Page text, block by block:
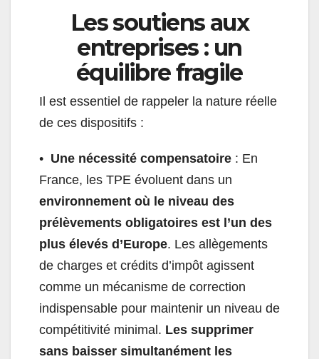
Les soutiens aux
entreprises : un
équilibre fragile
Il est essentiel de rappeler la nature réelle
de ces dispositifs :
•⁠ ⁠Une nécessité compensatoire : En
France, les TPE évoluent dans un
environnement où le niveau des
prélèvements obligatoires est l’un des
plus élevés d’Europe. Les allègements
de charges et crédits d’impôt agissent
comme un mécanisme de correction
indispensable pour maintenir un niveau de
compétitivité minimal. Les supprimer
sans baisser simultanément les